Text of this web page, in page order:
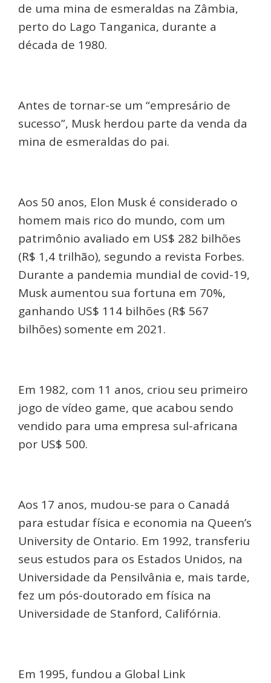
de uma mina de esmeraldas na Zâmbia,
perto do Lago Tanganica, durante a
década de 1980.
Antes de tornar-se um “empresário de
sucesso”, Musk herdou parte da venda da
mina de esmeraldas do pai.
Aos 50 anos, Elon Musk é considerado o
homem mais rico do mundo, com um
patrimônio avaliado em US$ 282 bilhões
(R$ 1,4 trilhão), segundo a revista Forbes.
Durante a pandemia mundial de covid-19,
Musk aumentou sua fortuna em 70%,
ganhando US$ 114 bilhões (R$ 567
bilhões) somente em 2021.
Em 1982, com 11 anos, criou seu primeiro
jogo de vídeo game, que acabou sendo
vendido para uma empresa sul-africana
por US$ 500.
Aos 17 anos, mudou-se para o Canadá
para estudar física e economia na Queen’s
University de Ontario. Em 1992, transferiu
seus estudos para os Estados Unidos, na
Universidade da Pensilvânia e, mais tarde,
fez um pós-doutorado em física na
Universidade de Stanford, Califórnia.
Em 1995, fundou a Global Link